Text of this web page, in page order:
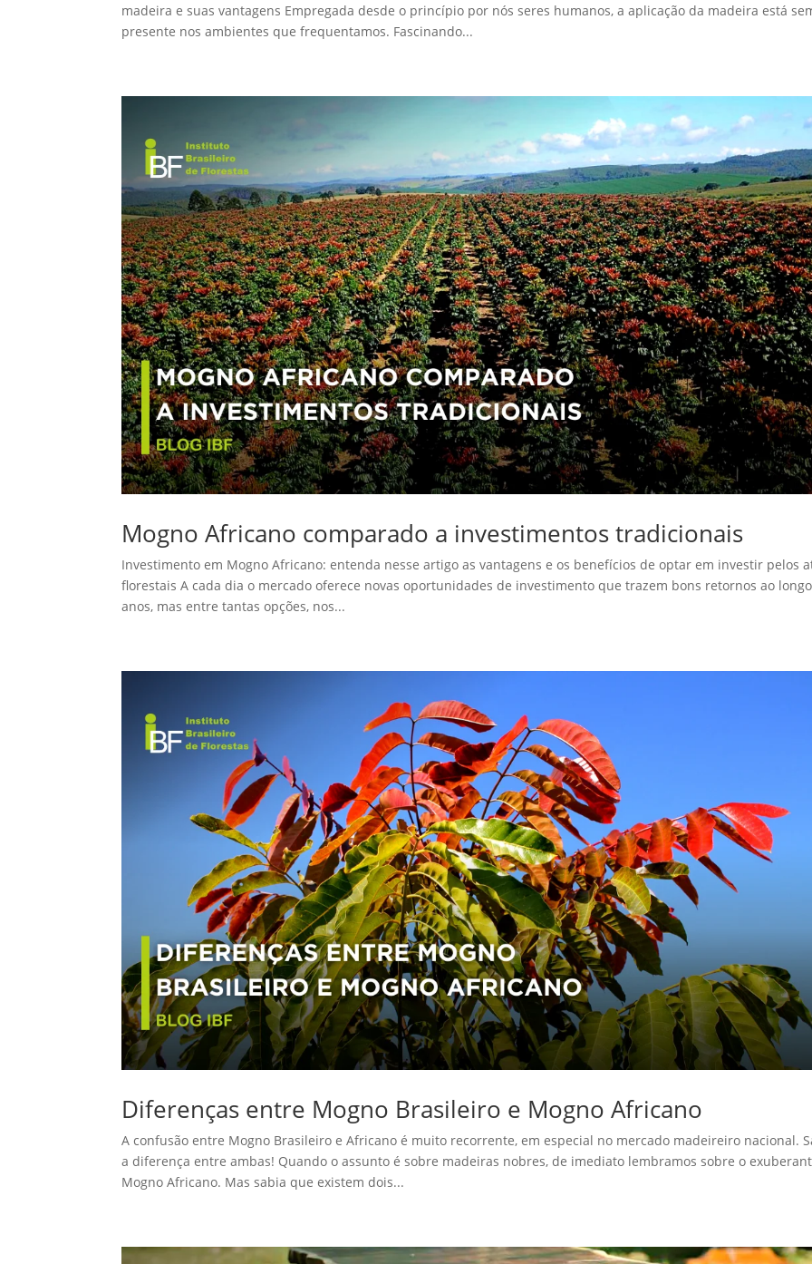
madeira e suas vantagens Empregada desde o princípio por nós seres humanos, a aplicação da madeira está
presente nos ambientes que frequentamos. Fascinando...
Mogno Africano comparado a investimentos tradicionais
Investimento em Mogno Africano: entenda nesse artigo as vantagens e os benefícios de optar em investir pelos
florestais A cada dia o mercado oferece novas oportunidades de investimento que trazem bons retornos ao
anos, mas entre tantas opções, nos...
Diferenças entre Mogno Brasileiro e Mogno Africano
A confusão entre Mogno Brasileiro e Africano é muito recorrente, em especial no mercado madeireiro nacional.
a diferença entre ambas! Quando o assunto é sobre madeiras nobres, de imediato lembramos sobre o
Mogno Africano. Mas sabia que existem dois...